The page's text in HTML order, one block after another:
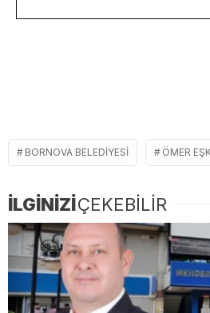
BORNOVA BELEDIYESI ÖMER
İLGİNİZİÇEKEBİLİR